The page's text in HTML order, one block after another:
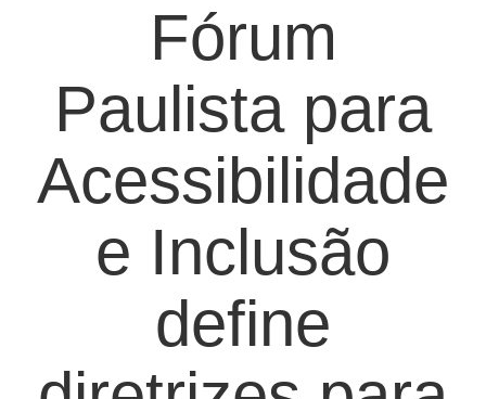
Fórum
Paulista para
Acessibilidade
e Inclusão
define